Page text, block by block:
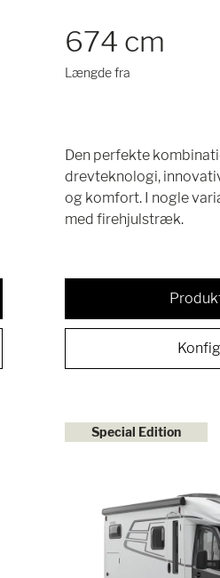
674 cm
Længde fra
Den perfekte
drevteknologi,
og komfort. I nogle
med firehjulstræk.
Special Edition